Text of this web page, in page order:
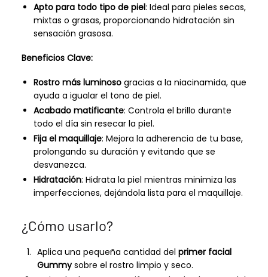
Apto para todo tipo de piel: Ideal para pieles secas,
mixtas o grasas, proporcionando hidratación sin
sensación grasosa.
Beneficios Clave:
Rostro más luminosogracias a la niacinamida, que
ayuda a igualar el tono de piel.
Acabado matificante: Controla el brillo durante
todo el día sin resecar la piel.
Fija el maquillaje: Mejora la adherencia de tu base,
prolongando su duración y evitando que se
desvanezca.
Hidratación: Hidrata la piel mientras minimiza las
imperfecciones, dejándola lista para el maquillaje.
¿Cómo usarlo?
Aplica una pequeña cantidad del primer facial
Gummysobre el rostro limpio y seco.